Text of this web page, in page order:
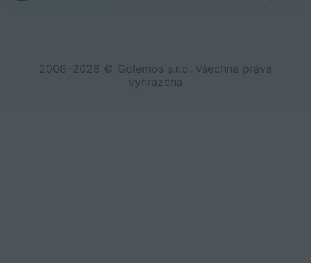
2008–2026 © Golemos s.r.o. Všechna práva
vyhrazena